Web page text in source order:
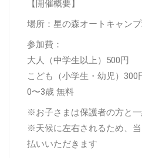
【開催概要】
場所：星の森オートキャン
参加費：
大人（中学生以上）500円
こども（小学生・幼児）300
0〜3歳 無料
※お子さまは保護者の方と
※天候に左右されるため、
払いいただきます